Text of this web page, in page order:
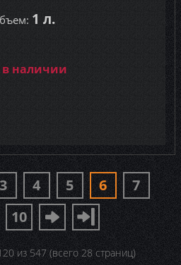
1 л.
в наличии
3 4 5 6
7
10
из 547 (всего 28 страниц)